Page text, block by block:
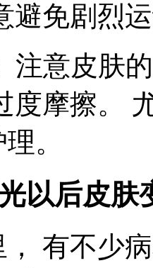
避免剧烈
注意皮肤
度摩擦。
。
以后皮肤
有不少